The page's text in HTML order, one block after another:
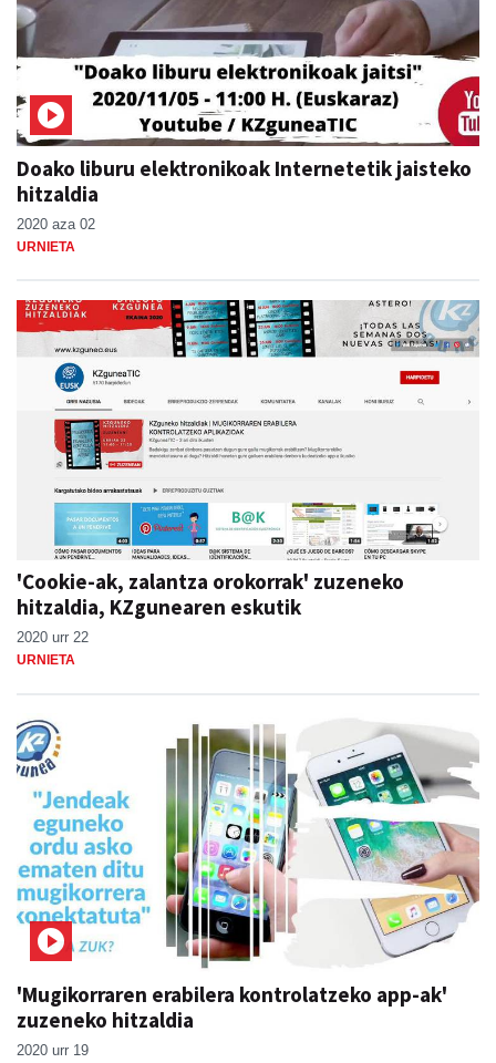
Doako liburu elektronikoak Internetetik jaisteko
hitzaldia
2020 aza 02
URNIETA
'Cookie-ak, zalantza orokorrak' zuzeneko
hitzaldia, KZgunearen eskutik
2020 urr 22
URNIETA
'Mugikorraren erabilera kontrolatzeko app-ak'
zuzeneko hitzaldia
2020 urr 19